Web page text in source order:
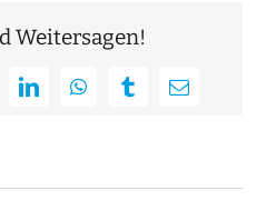
Weitersagen!
LinkedInWhatsAppTumblrE-